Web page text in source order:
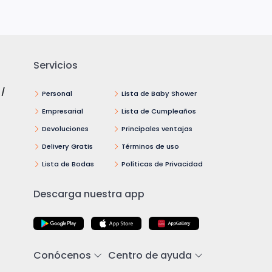
/
Servicios
Personal
Empresarial
Devoluciones
Delivery Gratis
Lista de Bodas
Lista de Baby Shower
Lista de Cumpleaños
Principales ventajas
Términos de uso
Políticas de Privacidad
Descarga nuestra app
Conócenos Centro de ayuda